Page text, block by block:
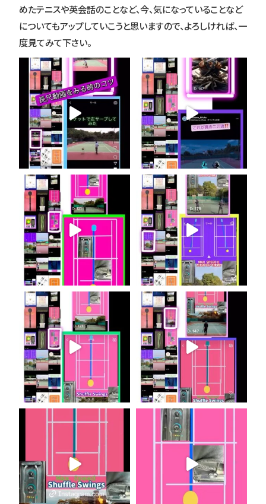
めたテニスや英会話のことなど、今、気になっていることなど
についてもアップしていこうと思いますので、よろしければ、一
度見てみて下さい。